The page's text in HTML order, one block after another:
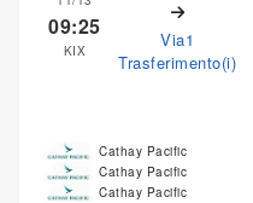
09:25
KIX
Via1
Trasferimento(i)
Cathay Pacific
Cathay Pacific
Cathay Pacific